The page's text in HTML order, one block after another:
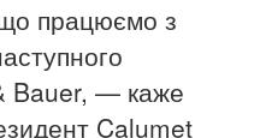
працюємо з
Bauer, — каже
Calumet